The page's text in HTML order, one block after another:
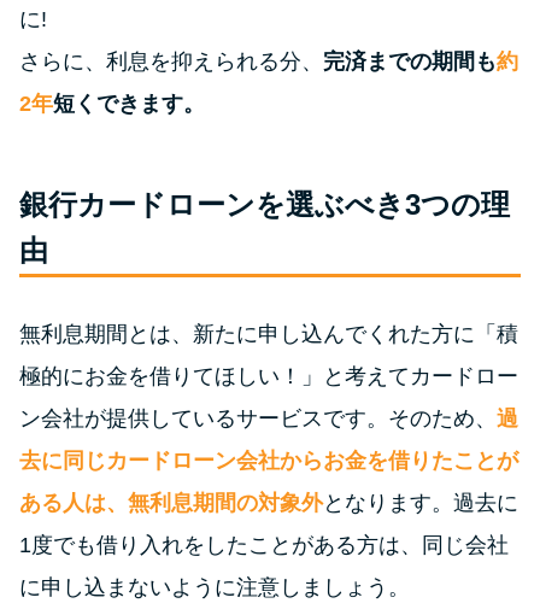
ブラックでもお金を借りるに
は？3つの判断基準と工面法
アコムはブラックでも審査に通
る？ 自分がブラックか確かめる
アコムとレイクどっちがいい
の？ カードローンの選び方を徹
プロミスの返済方法を徹底解
説！ もっとも便利でお得な返済
方法はどれ？
に!
さらに、利息を抑えられる分、 完済までの期間も約
2年短くできます。
銀行カードローンを選ぶべき3つの理
由
無利息期間とは、新たに申し込んでくれた方に「積
極的にお金を借りてほしい！」と考えてカードロー
ン会社が提供しているサービスです。そのため、 過
去に同じカードローン会社からお金を借りたことが
ある人は、無利息期間の対象外となります。過去に
1度でも借り入れをしたことがある方は、同じ会社
に申し込まないように注意しましょう。